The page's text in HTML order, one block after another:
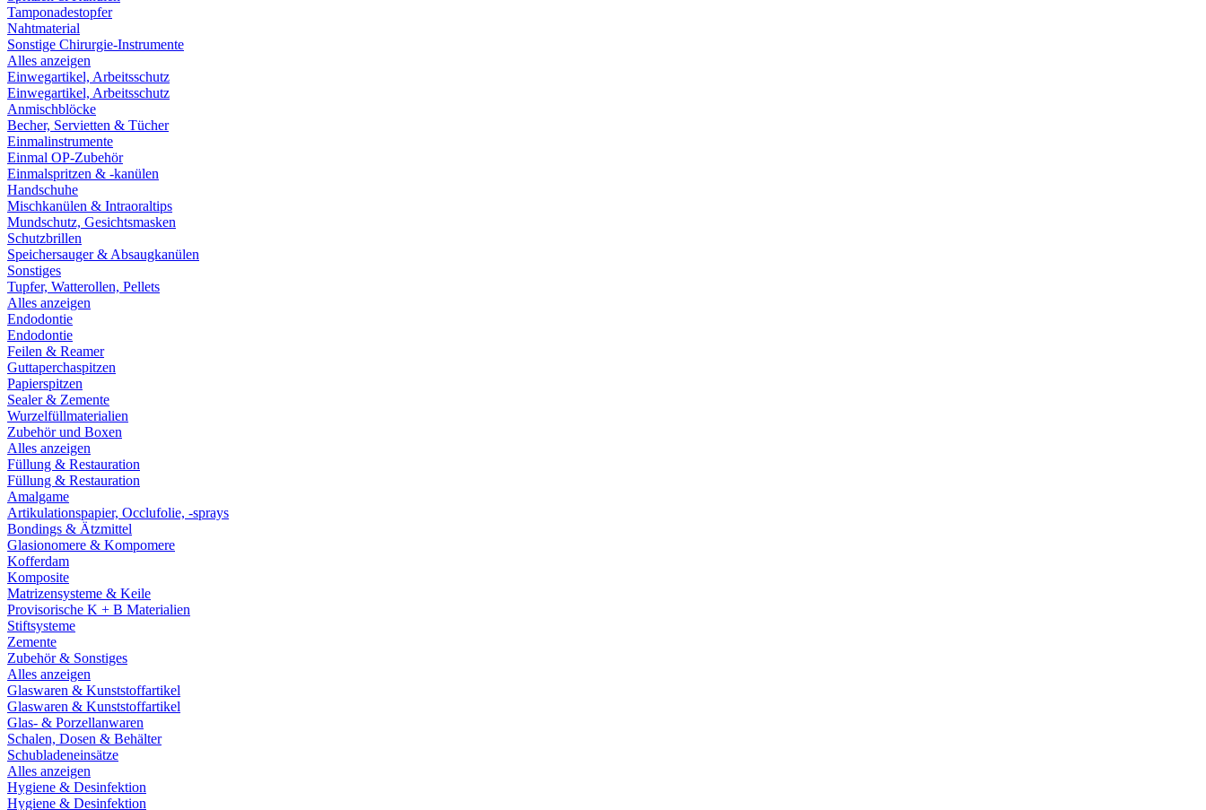
Tamponadestopfer
Nahtmaterial
Sonstige Chirurgie-Instrumente
Alles anzeigen
Einwegartikel, Arbeitsschutz
Einwegartikel, Arbeitsschutz
Anmischblöcke
Becher, Servietten & Tücher
Einmalinstrumente
Einmal OP-Zubehör
Einmalspritzen & -kanülen
Handschuhe
Mischkanülen & Intraoraltips
Mundschutz, Gesichtsmasken
Schutzbrillen
Speichersauger & Absaugkanülen
Sonstiges
Tupfer, Watterollen, Pellets
Alles anzeigen
Endodontie
Endodontie
Feilen & Reamer
Guttaperchaspitzen
Papierspitzen
Sealer & Zemente
Wurzelfüllmaterialien
Zubehör und Boxen
Alles anzeigen
Füllung & Restauration
Füllung & Restauration
Amalgame
Artikulationspapier, Occlufolie, -sprays
Bondings & Ätzmittel
Glasionomere & Kompomere
Kofferdam
Komposite
Matrizensysteme & Keile
Provisorische K + B Materialien
Stiftsysteme
Zemente
Zubehör & Sonstiges
Alles anzeigen
Glaswaren & Kunststoffartikel
Glaswaren & Kunststoffartikel
Glas- & Porzellanwaren
Schalen, Dosen & Behälter
Schubladeneinsätze
Alles anzeigen
Hygiene & Desinfektion
Hygiene & Desinfektion